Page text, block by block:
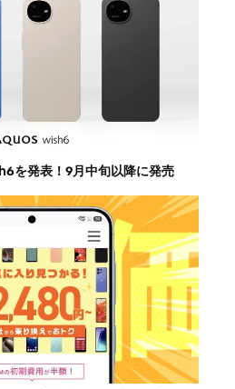
を発表！9月中旬以降に発売